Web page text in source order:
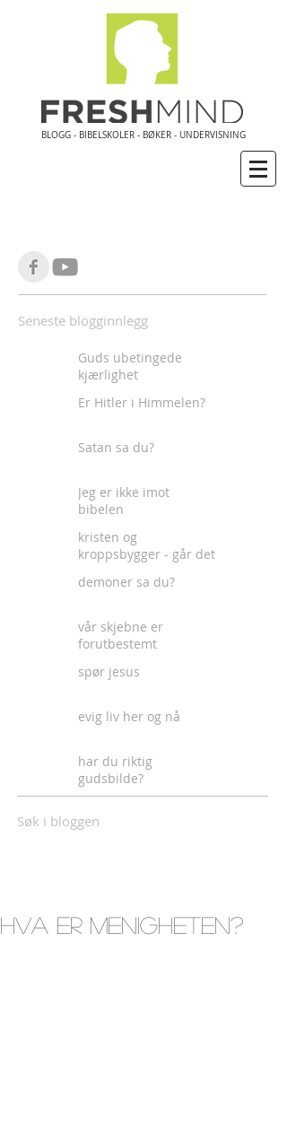
BLOGG - BIBELSKOLER - BØKER - UNDERVISNING
Seneste blogginnlegg
Søk i bloggen
Guds ubetingede
kjærlighet
Er Hitler i Himmelen?
Satan sa du?
Jeg er ikke imot
bibelen
kristen og
kroppsbygger - går det
demoner sa du?
vår skjebne er
forutbestemt
spør jesus
evig liv her og nå
har du riktig
gudsbilde?
Hva er menigheten?